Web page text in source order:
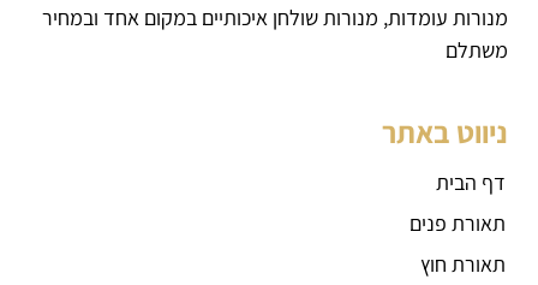
מנורות עומדות, מנורות שולחן איכותיים במקום אחד ובמחיר
משתלם
ניווט באתר
דף הבית
תאורת פנים
תאורת חוץ